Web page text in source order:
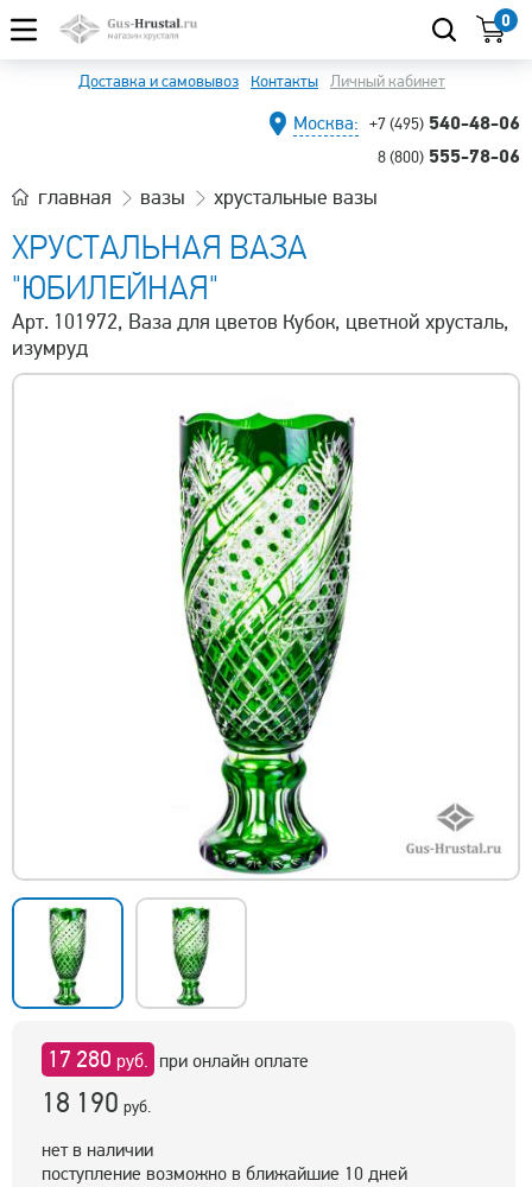
0
Доставка и самовывоз Контакты Личный кабинет
Москва: +7 (495) 540-48-06
8 (800) 555-78-06
главная вазы хрустальные вазы
ХРУСТАЛЬНАЯ ВАЗА
"ЮБИЛЕЙНАЯ"
Арт. 101972, Ваза для цветов Кубок, цветной хрусталь,
изумруд
17 280 руб. при онлайн оплате
18 190 руб.
нет в наличии
поступление возможно в ближайшие 10 дней